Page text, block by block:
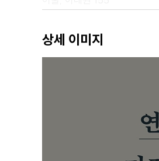
어느 노잼 인간의 한 방 181
상세 이미지